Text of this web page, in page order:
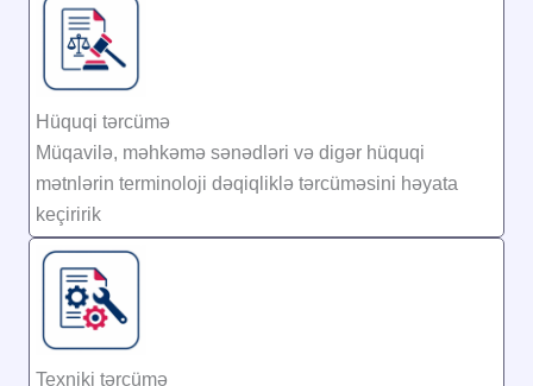
Hüquqi tərcümə
Müqavilə, məhkəmə sənədləri və digər hüquqi
mətnlərin terminoloji dəqiqliklə tərcüməsini həyata
keçiririk
Texniki tərcümə